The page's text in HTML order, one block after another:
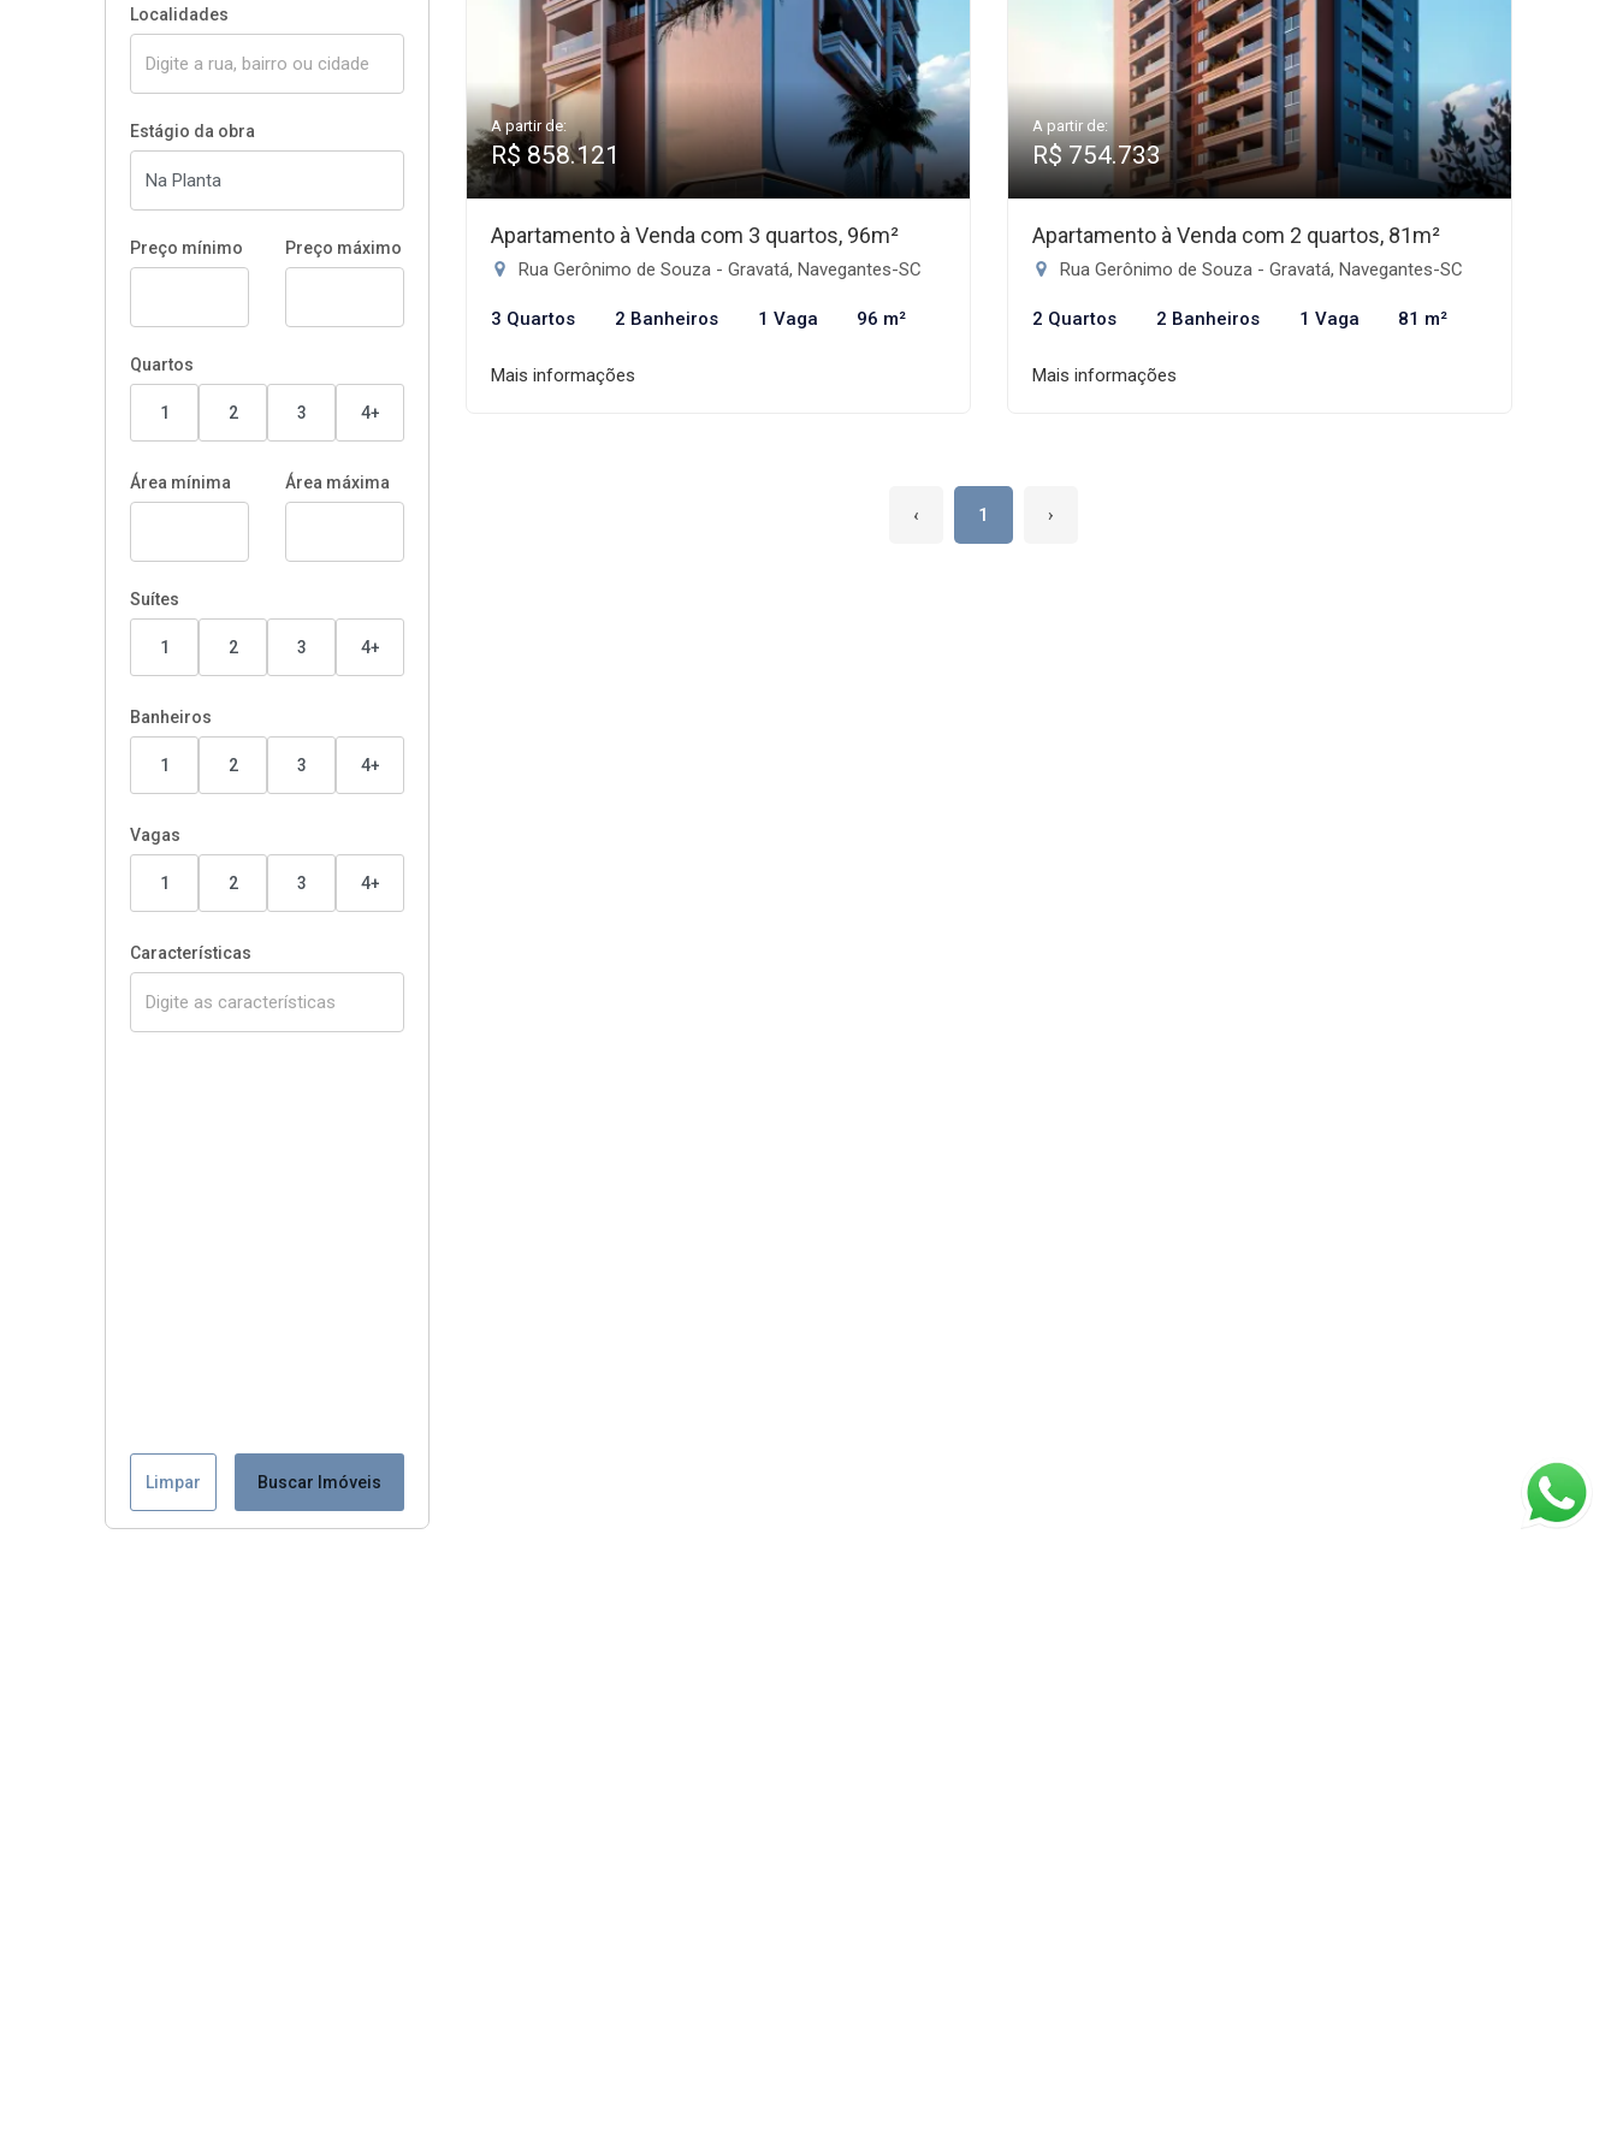
Localidades
Estágio da obra
Preço mínimo Preço máximo
Quartos
1 2 3 4+
Área mínima Área máxima
Suítes
1 2 3 4+
Banheiros
1 2 3 4+
Vagas
1 2 3 4+
Características
Limpar Buscar Imóveis
A partir de:
R$ 858.121
Apartamento à Venda com 3 quartos, 96m²
Rua Gerônimo de Souza - Gravatá, Navegantes-SC
3 Quartos 2 Banheiros 1 Vaga 96 m²
Mais informações
A partir de:
R$ 754.733
Apartamento à Venda com 2 quartos, 81m²
Rua Gerônimo de Souza - Gravatá, Navegantes-SC
2 Quartos 2 Banheiros 1 Vaga 81 m²
Mais informações
‹ 1 ›